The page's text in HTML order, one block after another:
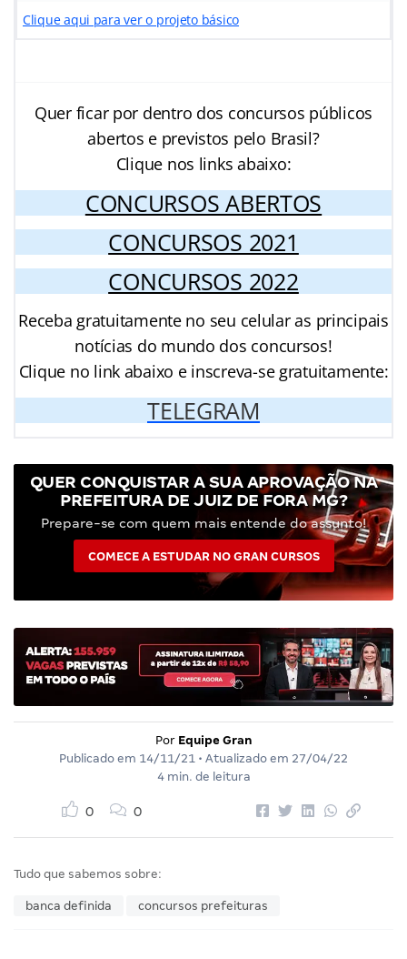
Clique aqui para ver o projeto básico
Quer ficar por dentro dos concursos públicos
abertos e previstos pelo Brasil?
Clique nos links abaixo:
CONCURSOS ABERTOS
CONCURSOS 2021
CONCURSOS 2022
Receba gratuitamente no seu celular as principais
notícias do mundo dos concursos!
Clique no link abaixo e inscreva-se gratuitamente:
TELEGRAM
QUER CONQUISTAR A SUA APROVAÇÃO NA
PREFEITURA DE JUIZ DE FORA MG?
Prepare-se com quem mais entende do assunto!
COMECE A ESTUDAR NO GRAN CURSOS
Por Equipe Gran
Publicado em 14/11/21 • Atualizado em 27/04/22
4 min. de leitura
0 0
Tudo que sabemos sobre:
banca definida concursos prefeituras